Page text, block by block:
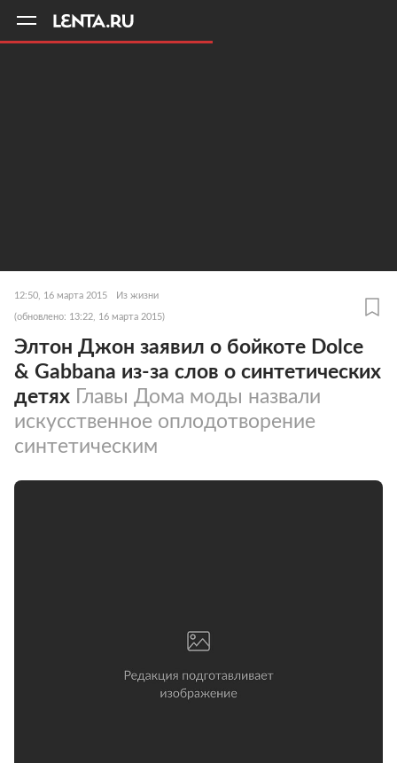
12:50, 16 марта 2015 Из жизни
(обновлено: 13:22, 16 марта 2015)
Элтон Джон заявил о бойкоте Dolce
& Gabbana из-за слов о синтетических
детях Главы Дома моды назвали
искусственное оплодотворение
синтетическим